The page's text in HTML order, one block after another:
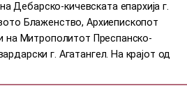
Дебарско-кичевската епархија г.
Блаженство, Архиепископот
на Митрополитот Преспанско-
г. Агатангел. На крајот од